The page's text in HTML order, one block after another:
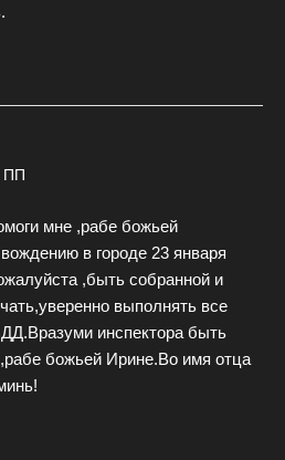
ПП
мне ,рабе божьей
в городе 23 января
,быть собранной и
выполнять все
инспектора быть
божьей Ирине.Во имя отца